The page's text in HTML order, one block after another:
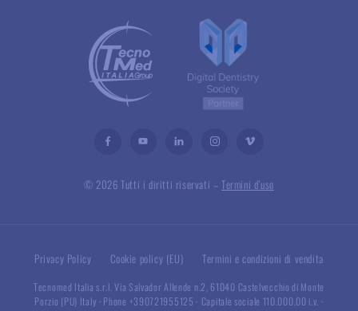
© 2026 Tutti i diritti riservati –Termini d’uso
Privacy Policy Cookie policy (EU) Termini e condizioni di vendita
Tecnomed Italia s.r.l. Via Salvador Allende n.2, 61040 Castelvecchio di Monte
Porzio (PU) Italy · Phone +390721955125· Capitale sociale 110.000,00 i.v. ·